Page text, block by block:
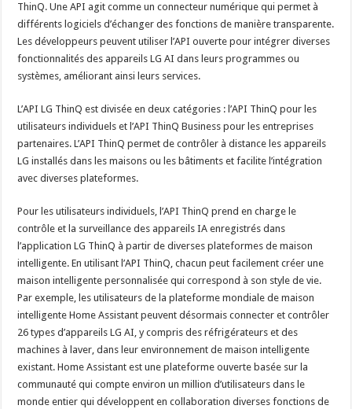
ThinQ. Une API agit comme un connecteur numérique qui permet à
différents logiciels d’échanger des fonctions de manière transparente.
Les développeurs peuvent utiliser l’API ouverte pour intégrer diverses
fonctionnalités des appareils LG AI dans leurs programmes ou
systèmes, améliorant ainsi leurs services.
L’API LG ThinQ est divisée en deux catégories : l’API ThinQ pour les
utilisateurs individuels et l’API ThinQ Business pour les entreprises
partenaires. L’API ThinQ permet de contrôler à distance les appareils
LG installés dans les maisons ou les bâtiments et facilite l’intégration
avec diverses plateformes.
Pour les utilisateurs individuels, l’API ThinQ prend en charge le
contrôle et la surveillance des appareils IA enregistrés dans
l’application LG ThinQ à partir de diverses plateformes de maison
intelligente. En utilisant l’API ThinQ, chacun peut facilement créer une
maison intelligente personnalisée qui correspond à son style de vie.
Par exemple, les utilisateurs de la plateforme mondiale de maison
intelligente Home Assistant peuvent désormais connecter et contrôler
26 types d’appareils LG AI, y compris des réfrigérateurs et des
machines à laver, dans leur environnement de maison intelligente
existant. Home Assistant est une plateforme ouverte basée sur la
communauté qui compte environ un million d’utilisateurs dans le
monde entier qui développent en collaboration diverses fonctions de